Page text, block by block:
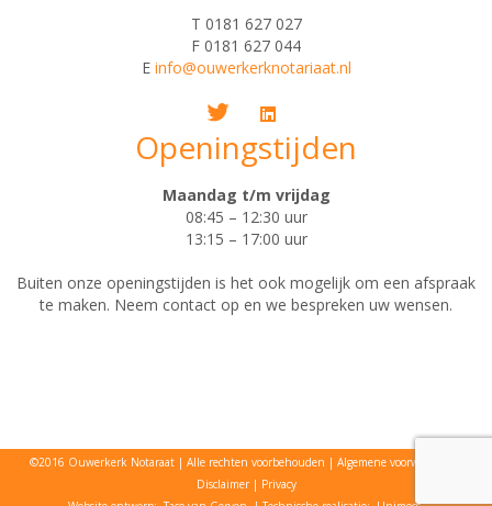
T 0181 627 027
F 0181 627 044
E info@ouwerkerknotariaat.nl
Openingstijden
Maandag t/m vrijdag
08:45 – 12:30 uur
13:15 – 17:00 uur
Buiten onze openingstijden is het ook mogelijk om een afspraak
te maken. Neem contact op en we bespreken uw wensen.
©2016 Ouwerkerk Notaraat Alle rechten voorbehouden
Algemene voorwaarden
Disclaimer
Privacy